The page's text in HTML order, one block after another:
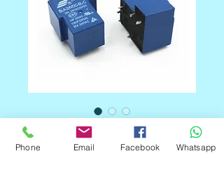
RELE DE 24V A 30A 6
PINES
Phone Email Facebook Whatsapp